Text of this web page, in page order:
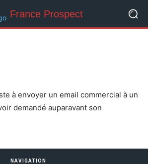
France Prospect
à envoyer un email commercial à un
demandé auparavant son
NAVIGATION